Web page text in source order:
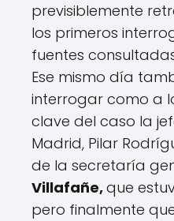
previsiblemente
los primeros
fuentes consultadas
Ese mismo día
interrogar como a
clave del caso la
Madrid, Pilar
de la secretaría
Villafañe,que
pero finalmente